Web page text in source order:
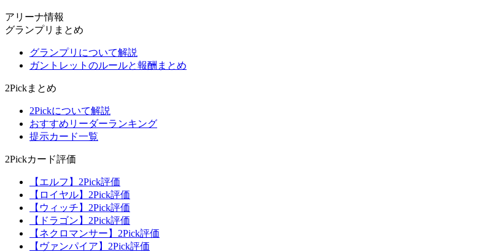
アリーナ情報
グランプリまとめ
グランプリについて解説
ガントレットのルールと報酬まとめ
2Pickまとめ
2Pickについて解説
おすすめリーダーランキング
提示カード一覧
2Pickカード評価
【エルフ】2Pick評価
【ロイヤル】2Pick評価
【ウィッチ】2Pick評価
【ドラゴン】2Pick評価
【ネクロマンサー】2Pick評価
【ヴァンパイア】2Pick評価